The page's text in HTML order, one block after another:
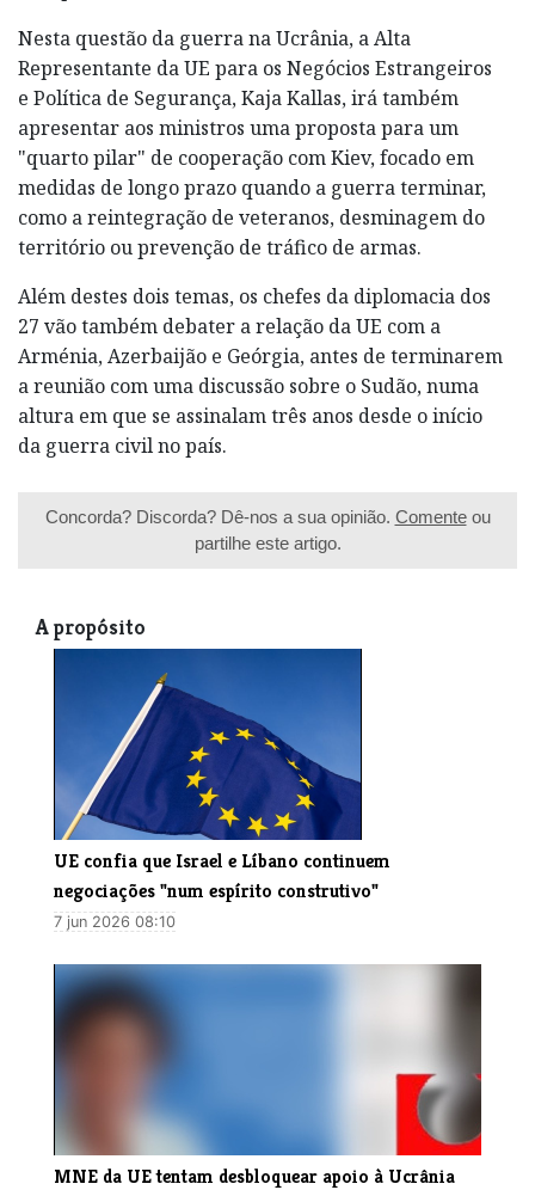
Nesta questão da guerra na Ucrânia, a Alta
Representante da UE para os Negócios Estrangeiros
e Política de Segurança, Kaja Kallas, irá também
apresentar aos ministros uma proposta para um
"quarto pilar" de cooperação com Kiev, focado em
medidas de longo prazo quando a guerra terminar,
como a reintegração de veteranos, desminagem do
território ou prevenção de tráfico de armas.
Além destes dois temas, os chefes da diplomacia dos
27 vão também debater a relação da UE com a
Arménia, Azerbaijão e Geórgia, antes de terminarem
a reunião com uma discussão sobre o Sudão, numa
altura em que se assinalam três anos desde o início
da guerra civil no país.
Concorda? Discorda? Dê-nos a sua opinião. Comenteou
partilhe este artigo.
A propósito
UE confia que Israel e Líbano continuem
negociações "num espírito construtivo"
7 jun 2026 08:10
MNE da UE tentam desbloquear apoio à Ucrânia